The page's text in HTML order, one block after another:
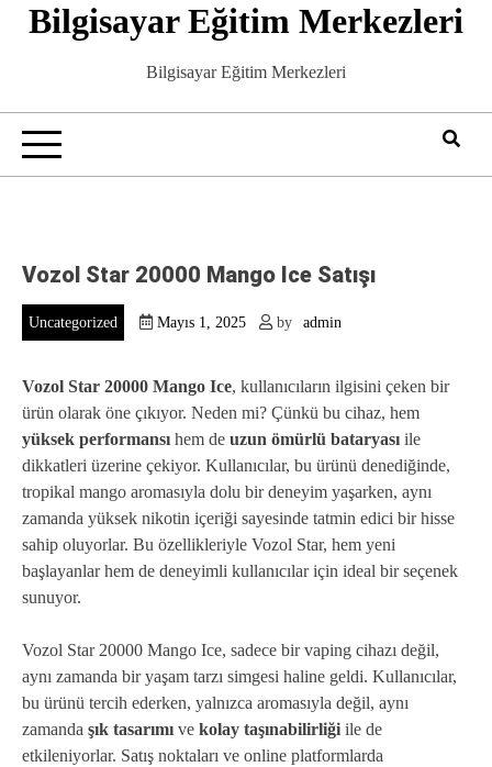
SkipBilgisayar Eğitim Merkezleri
Bilgisayar Eğitim Merkezleri
Vozol Star 20000 Mango Ice Satışı
Uncategorized Mayıs 1, 2025 by admin
Vozol Star 20000 Mango Ice, kullanıcıların ilgisini çeken bir
ürün olarak öne çıkıyor. Neden mi? Çünkü bu cihaz, hem
yüksek performansı hem de uzun ömürlü bataryası ile
dikkatleri üzerine çekiyor. Kullanıcılar, bu ürünü denediğinde,
tropikal mango aromasıyla dolu bir deneyim yaşarken, aynı
zamanda yüksek nikotin içeriği sayesinde tatmin edici bir hisse
sahip oluyorlar. Bu özellikleriyle Vozol Star, hem yeni
başlayanlar hem de deneyimli kullanıcılar için ideal bir seçenek
sunuyor.
Vozol Star 20000 Mango Ice, sadece bir vaping cihazı değil,
aynı zamanda bir yaşam tarzı simgesi haline geldi. Kullanıcılar,
bu ürünü tercih ederken, yalnızca aromasıyla değil, aynı
zamanda şık tasarımı ve kolay taşınabilirliği ile de
etkileniyorlar. Satış noktaları ve online platformlarda